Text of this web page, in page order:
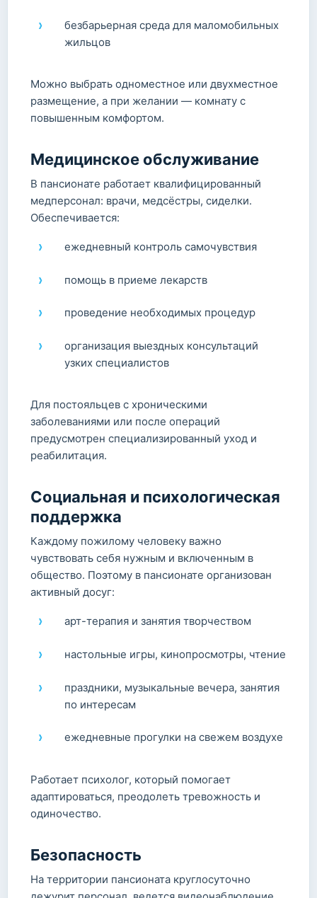
безбарьерная среда для маломобильных
жильцов
Можно выбрать одноместное или двухместное
размещение, а при желании — комнату с
повышенным комфортом.
Медицинское обслуживание
В пансионате работает квалифицированный
медперсонал: врачи, медсёстры, сиделки.
Обеспечивается:
ежедневный контроль самочувствия
помощь в приеме лекарств
проведение необходимых процедур
организация выездных консультаций
узких специалистов
Для постояльцев с хроническими
заболеваниями или после операций
предусмотрен специализированный уход и
реабилитация.
Социальная и психологическая
поддержка
Каждому пожилому человеку важно
чувствовать себя нужным и включенным в
общество. Поэтому в пансионате организован
активный досуг:
арт-терапия и занятия творчеством
настольные игры, кинопросмотры, чтение
праздники, музыкальные вечера, занятия
по интересам
ежедневные прогулки на свежем воздухе
Работает психолог, который помогает
адаптироваться, преодолеть тревожность и
одиночество.
Безопасность
На территории пансионата круглосуточно